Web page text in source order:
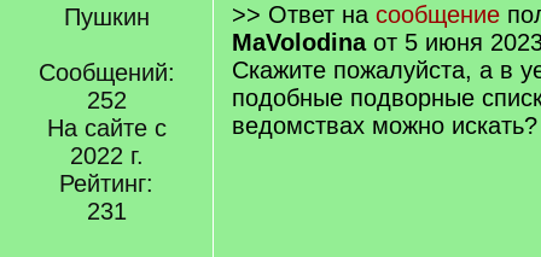
Пушкин
Сообщений:
252
На сайте с
2022 г.
Рейтинг:
231
>> Ответ на сообщение
MaVolodinaот 5 июня
Скажите пожалуйста, а в
подобные подворные
ведомствах можно искать?